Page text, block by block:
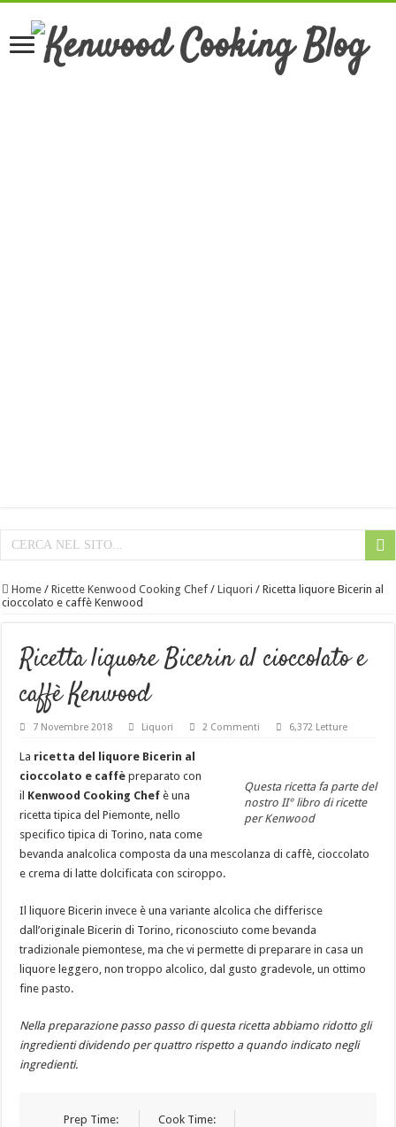
Home / Ricette Kenwood Cooking Chef / Liquori / Ricetta liquore Bicerin al
cioccolato e caffè Kenwood
Ricetta liquore Bicerin al cioccolato e
caffè Kenwood
7 Novembre 2018 Liquori 2 Commenti 6,372 Letture
Questa ricetta fa parte del
nostro II° libro di ricette
per Kenwood
La ricetta del liquore Bicerin al
cioccolato e caffè preparato con
il Kenwood Cooking Chefè una
ricetta tipica del Piemonte, nello
specifico tipica di Torino, nata come
bevanda analcolicacomposta da una mescolanza dicaffè ,cioccolato
ecrema di latte dolcificata con sciroppo.
Il liquore Bicerin invece è una variante alcolica che differisce
dall’originale Bicerin di Torino, riconosciuto come bevanda
tradizionale piemontese, ma che vi permette di preparare in casa un
liquore leggero, non troppo alcolico, dal gusto gradevole, un ottimo
fine pasto.
Nella preparazione passo passo di questa ricetta abbiamo ridotto gli
ingredienti dividendo per quattro rispetto a quando indicato negli
ingredienti.
Prep Time:
Cook Time: